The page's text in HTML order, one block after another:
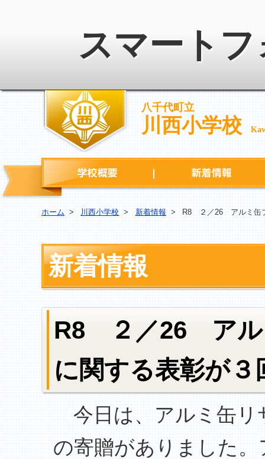
スマート
八千代町立
川西小学校
学校概要
ホーム > 川西小学校 > 新着情報 > R8 ２／26 アルミ缶
新着情報
R8 ２／26 アル
に関する表彰が３
今日は、アルミ缶リ
の寄贈がありました